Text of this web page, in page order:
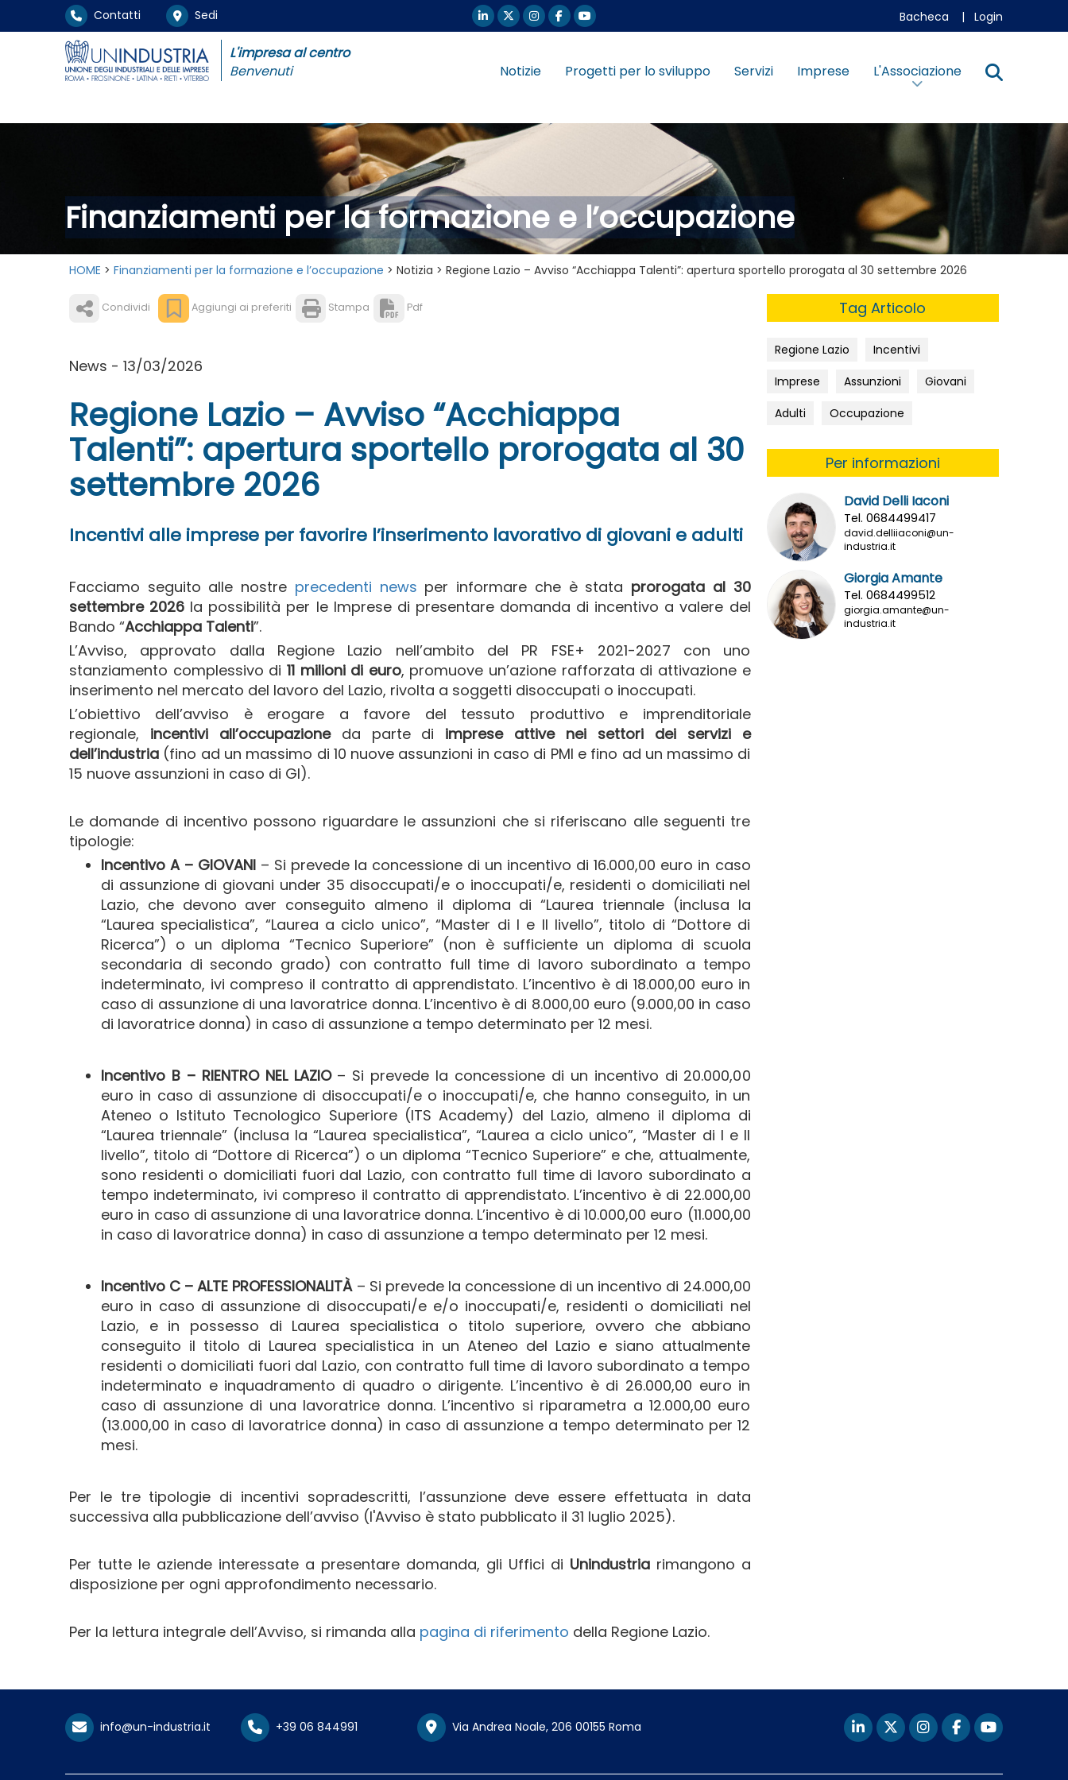
Contatti Sedi Bacheca | Login
L'impresa al centro
Benvenuti
Notizie Progetti per lo sviluppo Servizi Imprese L'Associazione
Finanziamenti per la formazione e l’occupazione
HOME > Finanziamenti per la formazione e l’occupazione > Notizia > Regione Lazio – Avviso “Acchiappa Talenti”: apertura sportello prorogata al 30 settembre 2026
Condividi Aggiungi ai preferiti Stampa Pdf
News - 13/03/2026
Regione Lazio – Avviso “Acchiappa
Talenti”: apertura sportello prorogata al 30
settembre 2026
Incentivi alle imprese per favorire l’inserimento lavorativo di giovani e adulti
Facciamo seguito alle nostre precedenti news per informare che è stata prorogata al 30
settembre 2026 la possibilità per le Imprese di presentare domanda di incentivo a valere del
Bando “Acchiappa Talenti”.
L’Avviso, approvato dalla Regione Lazio nell’ambito del PR FSE+ 2021-2027 con uno
stanziamento complessivo di 11 milioni di euro, promuove un’azione rafforzata di attivazione e
inserimento nel mercato del lavoro del Lazio, rivolta a soggetti disoccupati o inoccupati.
L’obiettivo dell’avviso è erogare a favore del tessuto produttivo e imprenditoriale
regionale, incentivi all’occupazioneda parte di imprese attive nei settori dei servizi e
dell’industria (fino ad un massimo di 10 nuove assunzioni in caso di PMI e fino ad un massimo di
15 nuove assunzioni in caso di GI).
Le domande di incentivo possono riguardare le assunzioni che si riferiscano alle seguenti tre
tipologie:
Incentivo A – GIOVANI – Si prevede la concessione di un incentivo di 16.000,00 euro in caso
di assunzione di giovani under 35 disoccupati/e o inoccupati/e, residenti o domiciliati nel
Lazio, che devono aver conseguito almeno il diploma di “Laurea triennale (inclusa la
“Laurea specialistica”, “Laurea a ciclo unico”, “Master di I e II livello”, titolo di “Dottore di
Ricerca”) o un diploma “Tecnico Superiore” (non è sufficiente un diploma di scuola
secondaria di secondo grado) con contratto full time di lavoro subordinato a tempo
indeterminato, ivi compreso il contratto di apprendistato. L’incentivo è di 18.000,00 euro in
caso di assunzione di una lavoratrice donna. L’incentivo è di 8.000,00 euro (9.000,00 in caso
di lavoratrice donna) in caso di assunzione a tempo determinato per 12 mesi.
Incentivo B – RIENTRO NEL LAZIO– Si prevede la concessione di un incentivo di 20.000,00
euro in caso di assunzione di disoccupati/e o inoccupati/e, che hanno conseguito, in un
Ateneo o Istituto Tecnologico Superiore (ITS Academy) del Lazio, almeno il diploma di
“Laurea triennale” (inclusa la “Laurea specialistica”, “Laurea a ciclo unico”, “Master di I e II
livello”, titolo di “Dottore di Ricerca”) o un diploma “Tecnico Superiore” e che, attualmente,
sono residenti o domiciliati fuori dal Lazio, con contratto full time di lavoro subordinato a
tempo indeterminato, ivi compreso il contratto di apprendistato. L’incentivo è di 22.000,00
euro in caso di assunzione di una lavoratrice donna. L’incentivo è di 10.000,00 euro (11.000,00
in caso di lavoratrice donna) in caso di assunzione a tempo determinato per 12 mesi.
Incentivo C – ALTE PROFESSIONALITÀ– Si prevede la concessione di un incentivo di 24.000,00
euro in caso di assunzione di disoccupati/e e/o inoccupati/e, residenti o domiciliati nel
Lazio, e in possesso di Laurea specialistica o titolo superiore, ovvero che abbiano
conseguito il titolo di Laurea specialistica in un Ateneo del Lazio e siano attualmente
residenti o domiciliati fuori dal Lazio, con contratto full time di lavoro subordinato a tempo
indeterminato e inquadramento di quadro o dirigente. L’incentivo è di 26.000,00 euro in
caso di assunzione di una lavoratrice donna. L’incentivo si riparametra a 12.000,00 euro
(13.000,00 in caso di lavoratrice donna) in caso di assunzione a tempo determinato per 12
mesi.
Per le tre tipologie di incentivi sopradescritti, l’assunzione deve essere effettuata in data
successiva alla pubblicazione dell’avviso (l'Avviso è stato pubblicato il 31 luglio 2025).
Per tutte le aziende interessate a presentare domanda, gli Uffici di Unindustriarimangono a
disposizione per ogni approfondimento necessario.
Per la lettura integrale dell’Avviso, si rimanda alla pagina di riferimento della Regione Lazio.
Tag Articolo
Regione Lazio
Incentivi
Imprese
Assunzioni
Giovani
Adulti
Occupazione
Per informazioni
David Delli Iaconi
Tel. 0684499417
david.delliiaconi@un-
industria.it
Giorgia Amante
Tel. 0684499512
giorgia.amante@un-
industria.it
info@un-industria.it +39 06 844991 Via Andrea Noale, 206 00155 Roma